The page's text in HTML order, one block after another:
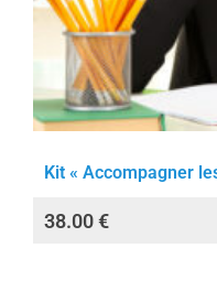
Kit « Accompagner
38.00€